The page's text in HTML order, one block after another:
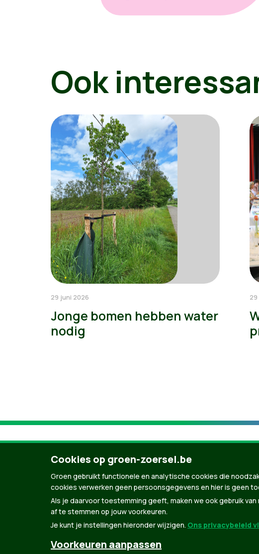
Ook
29 juni 2026
Jonge bomen hebben water
nodig
© Copyright Groen 2026 | Gemaakt metNationBuilder|
Cookies op groen-zoersel.be
Groen gebruikt functionele en analytische cookies die
cookies verwerken geen persoonsgegevens en hier is geen
Als je daarvoor toestemming geeft, maken we ook gebruik
af te stemmen op jouw voorkeuren.
Je kunt je instellingen hieronder wijzigen. Ons privacybeleid
Voorkeuren aanpassen